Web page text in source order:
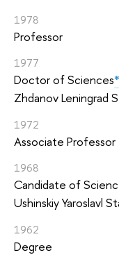
1978
Professor
1977
Doctor of Sciences*
Zhdanov Leningrad
1972
Associate Professor
1968
Candidate of
Ushinskiy Yaroslavl
1962
Degree